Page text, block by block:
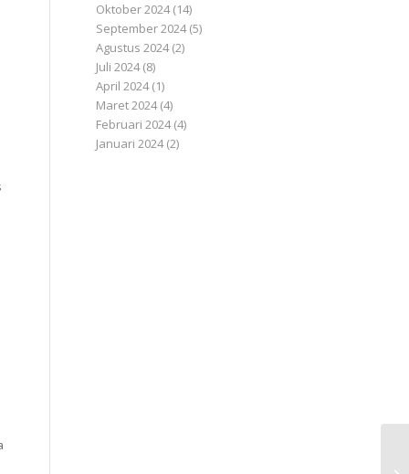
Oktober 2024(14)
September 2024(5)
Agustus 2024(2)
Juli 2024(8)
April 2024(1)
Maret 2024(4)
Februari 2024(4)
Januari 2024(2)